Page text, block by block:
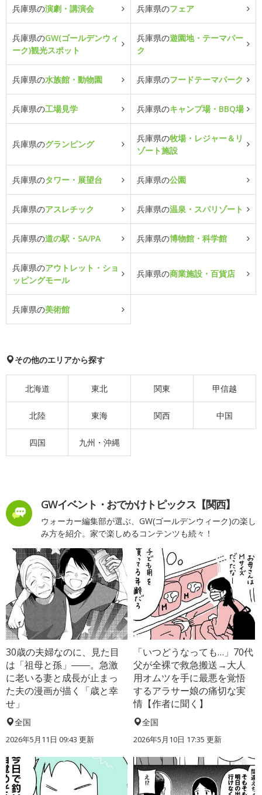
兵庫県の演劇・講演会 兵庫県のフェア
兵庫県のGW(ゴールデンウィ
ーク)観光スポット
兵庫県の遊園地・テーマパー
ク
兵庫県の水族館・動物園 兵庫県のフードテーマパーク
兵庫県の工場見学 兵庫県のキャンプ場・BBQ場
兵庫県のグランピング
兵庫県の牧場・レジャー＆リ
ゾート施設
兵庫県のタワー・展望台 兵庫県の公園
兵庫県のアスレチック 兵庫県の温泉・スパリゾート
兵庫県の道の駅・SA/PA 兵庫県の博物館・科学館
兵庫県のアウトレット・ショ
ッピングモール
兵庫県の商業施設・百貨店
兵庫県の美術館
その他のエリアから探す
北海道 東北 関東 甲信越
北陸 東海 関西 中国
四国 九州・沖縄
GWイベント・おでかけトピックス【関西】
ウォーカー編集部が選ぶ、GW(ゴールデンウィーク)の楽し
み方を紹介。家で楽しめるコンテンツも続々！
30歳の夫婦なのに、見た目
は「祖母と孫」――。急激
に老いる妻と成長が止まっ
た夫の漫画が描く「歳と幸
せ」
全国
2026年5月11日 09:43 更新
「いつどうなっても…」70代
父が全裸で救急搬送→大人
用オムツを手に最悪を覚悟
するアラサー娘の痛切な実
情【作者に聞く】
全国
2026年5月10日 17:35 更新